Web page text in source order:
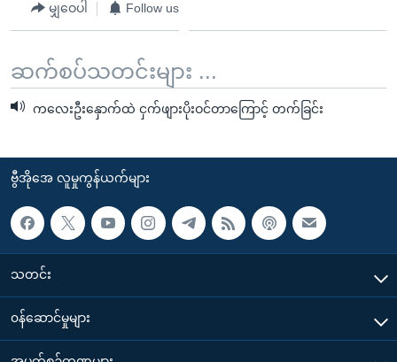
မျှဝေပါ Follow us
ဆက်စပ်သတင်းများ ...
ကလေးဦးနှောက်ထဲ ငှက်ဖျားပိုးဝင်တာကြောင့် တက်ခြင်း
ဗွီအိုအေ လူမှုကွန်ယက်များ
သတင်း
၀န်ဆောင်မှုများ